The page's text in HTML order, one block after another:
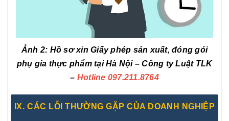
Ảnh 2: Hồ sơ xin Giấy phép sản xuất, đóng gói
phụ gia thực phẩm tại Hà Nội – Công ty Luật TLK
– Hotline 097.211.8764
IX. CÁC LỖI THƯỜNG GẶP CỦA DOANH NGHIỆP